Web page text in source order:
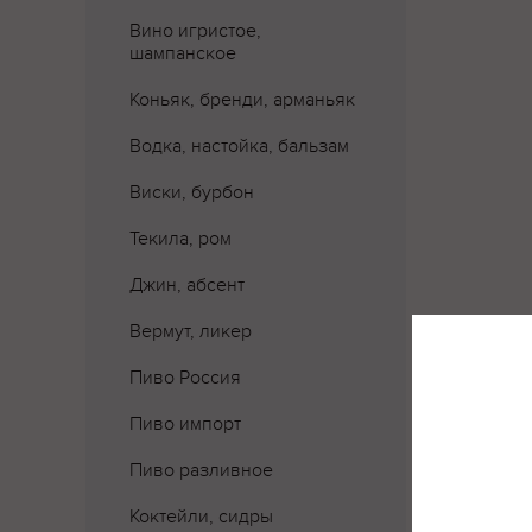
Вино игристое,
шампанское
Коньяк, бренди, арманьяк
Водка, настойка, бальзам
Виски, бурбон
Текила, ром
Джин, абсент
Вермут, ликер
Пиво Россия
Пиво импорт
Пиво разливное
Коктейли, сидры